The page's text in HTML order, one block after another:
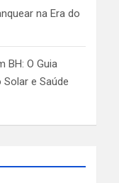
na Era do
BH: O Guia
e Saúde